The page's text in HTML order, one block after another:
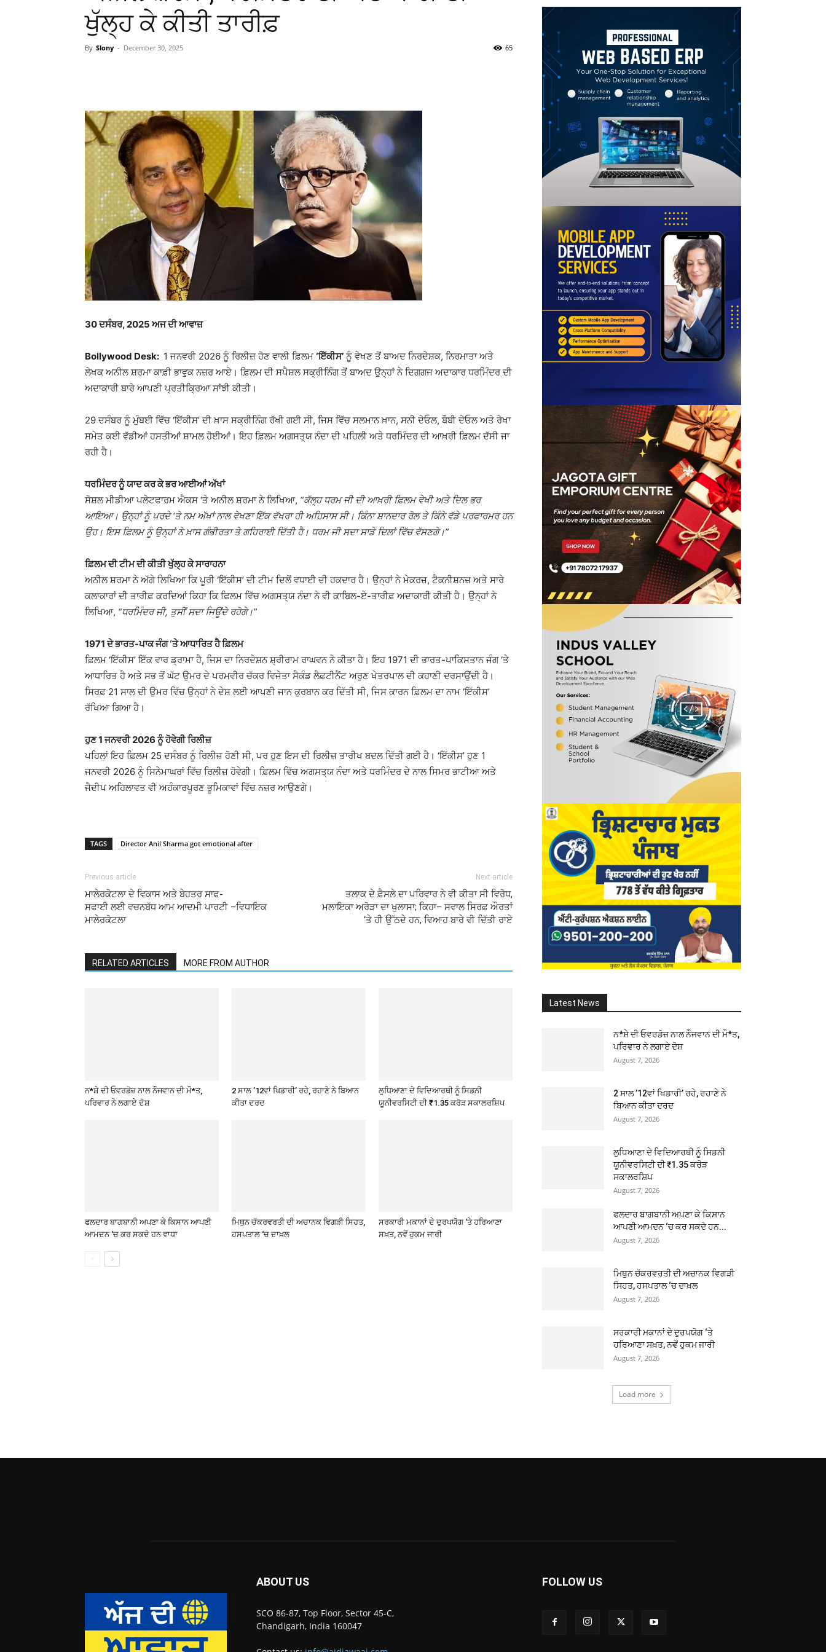
ਖੁੱਲ੍ਹ ਕੇ ਕੀਤੀ ਤਾਰੀਫ਼
By Slony - December 30, 2025 65
Linkedin Email
30ਦਸੰਬਰ, 2025 ਅਜ ਦੀ ਆਵਾਜ਼
Bollywood Desk: 1 ਜਨਵਰੀ 2026 ਨੂੰ ਰਿਲੀਜ਼ ਹੋਣ ਵਾਲੀ ਫ਼ਿਲਮ ‘ਇੱਕੀਸ’ਨੂੰ ਵੇਖਣ ਤੋਂ ਬਾਅਦ ਨਿਰਦੇਸ਼ਕ, ਨਿਰਮਾਤਾ ਅਤੇ
ਲੇਖਕ ਅਨੀਲ ਸ਼ਰਮਾ ਕਾਫ਼ੀ ਭਾਵੁਕ ਨਜ਼ਰ ਆਏ। ਫ਼ਿਲਮ ਦੀ ਸਪੈਸ਼ਲ ਸਕ੍ਰੀਨਿੰਗ ਤੋਂ ਬਾਅਦ ਉਨ੍ਹਾਂ ਨੇ ਦਿਗਗਜ ਅਦਾਕਾਰ ਧਰਮਿੰਦਰ ਦੀ
ਅਦਾਕਾਰੀ ਬਾਰੇ ਆਪਣੀ ਪ੍ਰਤੀਕ੍ਰਿਆ ਸਾਂਝੀ ਕੀਤੀ।
29 ਦਸੰਬਰ ਨੂੰ ਮੁੰਬਈ ਵਿੱਚ ‘ਇੱਕੀਸ’ ਦੀ ਖ਼ਾਸ ਸਕ੍ਰੀਨਿੰਗ ਰੱਖੀ ਗਈ ਸੀ, ਜਿਸ ਵਿੱਚ ਸਲਮਾਨ ਖ਼ਾਨ, ਸਨੀ ਦੇਓਲ, ਬੌਬੀ ਦੇਓਲ ਅਤੇ ਰੇਖਾ
ਸਮੇਤ ਕਈ ਵੱਡੀਆਂ ਹਸਤੀਆਂ ਸ਼ਾਮਲ ਹੋਈਆਂ। ਇਹ ਫ਼ਿਲਮ ਅਗਸਤ੍ਯ ਨੰਦਾ ਦੀ ਪਹਿਲੀ ਅਤੇ ਧਰਮਿੰਦਰ ਦੀ ਆਖ਼ਰੀ ਫ਼ਿਲਮ ਦੱਸੀ ਜਾ
ਰਹੀ ਹੈ।
ਧਰਮਿੰਦਰ ਨੂੰ ਯਾਦ ਕਰ ਕੇ ਭਰ ਆਈਆਂ ਅੱਖਾਂ
ਸੋਸ਼ਲ ਮੀਡੀਆ ਪਲੇਟਫਾਰਮ ਐਕਸ ‘ਤੇ ਅਨੀਲ ਸ਼ਰਮਾ ਨੇ ਲਿਖਿਆ, “ਕੱਲ੍ਹ ਧਰਮ ਜੀ ਦੀ ਆਖ਼ਰੀ ਫ਼ਿਲਮ ਵੇਖੀ ਅਤੇ ਦਿਲ ਭਰ
ਆਇਆ। ਉਨ੍ਹਾਂ ਨੂੰ ਪਰਦੇ ‘ਤੇ ਨਮ ਅੱਖਾਂ ਨਾਲ ਵੇਖਣਾ ਇੱਕ ਵੱਖਰਾ ਹੀ ਅਹਿਸਾਸ ਸੀ। ਕਿੰਨਾ ਸ਼ਾਨਦਾਰ ਰੋਲ ਤੇ ਕਿੰਨੇ ਵੱਡੇ ਪਰਫਾਰਮਰ ਹਨ
ਉਹ। ਇਸ ਫ਼ਿਲਮ ਨੂੰ ਉਨ੍ਹਾਂ ਨੇ ਖ਼ਾਸ ਗੰਭੀਰਤਾ ਤੇ ਗਹਿਰਾਈ ਦਿੱਤੀ ਹੈ। ਧਰਮ ਜੀ ਸਦਾ ਸਾਡੇ ਦਿਲਾਂ ਵਿੱਚ ਵੱਸਣਗੇ।”
ਫ਼ਿਲਮ ਦੀ ਟੀਮ ਦੀ ਕੀਤੀ ਖੁੱਲ੍ਹ ਕੇ ਸਾਰਾਹਨਾ
ਅਨੀਲ ਸ਼ਰਮਾ ਨੇ ਅੱਗੇ ਲਿਖਿਆ ਕਿ ਪੂਰੀ ‘ਇੱਕੀਸ’ ਦੀ ਟੀਮ ਦਿਲੋਂ ਵਧਾਈ ਦੀ ਹਕਦਾਰ ਹੈ। ਉਨ੍ਹਾਂ ਨੇ ਮੇਕਰਜ਼, ਟੈਕਨੀਸ਼ਨਜ਼ ਅਤੇ ਸਾਰੇ
ਕਲਾਕਾਰਾਂ ਦੀ ਤਾਰੀਫ਼ ਕਰਦਿਆਂ ਕਿਹਾ ਕਿ ਫ਼ਿਲਮ ਵਿੱਚ ਅਗਸਤ੍ਯ ਨੰਦਾ ਨੇ ਵੀ ਕਾਬਿਲ-ਏ-ਤਾਰੀਫ਼ ਅਦਾਕਾਰੀ ਕੀਤੀ ਹੈ। ਉਨ੍ਹਾਂ ਨੇ
ਲਿਖਿਆ, “ਧਰਮਿੰਦਰ ਜੀ, ਤੁਸੀਂ ਸਦਾ ਜਿਊਂਦੇ ਰਹੋਗੇ।”
1971 ਦੇ ਭਾਰਤ-ਪਾਕ ਜੰਗ ‘ਤੇ ਆਧਾਰਿਤ ਹੈ ਫ਼ਿਲਮ
ਫ਼ਿਲਮ ‘ਇੱਕੀਸ’ ਇੱਕ ਵਾਰ ਡ੍ਰਾਮਾ ਹੈ, ਜਿਸ ਦਾ ਨਿਰਦੇਸ਼ਨ ਸ਼੍ਰੀਰਾਮ ਰਾਘਵਨ ਨੇ ਕੀਤਾ ਹੈ। ਇਹ 1971 ਦੀ ਭਾਰਤ-ਪਾਕਿਸਤਾਨ ਜੰਗ ‘ਤੇ
ਆਧਾਰਿਤ ਹੈ ਅਤੇ ਸਭ ਤੋਂ ਘੱਟ ਉਮਰ ਦੇ ਪਰਮਵੀਰ ਚੱਕਰ ਵਿਜੇਤਾ ਸੈਕੰਡ ਲੈਫ਼ਟੀਨੈਂਟ ਅਰੁਣ ਖੇਤਰਪਾਲ ਦੀ ਕਹਾਣੀ ਦਰਸਾਉਂਦੀ ਹੈ।
ਸਿਰਫ਼ 21 ਸਾਲ ਦੀ ਉਮਰ ਵਿੱਚ ਉਨ੍ਹਾਂ ਨੇ ਦੇਸ਼ ਲਈ ਆਪਣੀ ਜਾਨ ਕੁਰਬਾਨ ਕਰ ਦਿੱਤੀ ਸੀ, ਜਿਸ ਕਾਰਨ ਫ਼ਿਲਮ ਦਾ ਨਾਮ ‘ਇੱਕੀਸ’
ਰੱਖਿਆ ਗਿਆ ਹੈ।
ਹੁਣ 1 ਜਨਵਰੀ 2026 ਨੂੰ ਹੋਵੇਗੀ ਰਿਲੀਜ਼
ਪਹਿਲਾਂ ਇਹ ਫ਼ਿਲਮ 25 ਦਸੰਬਰ ਨੂੰ ਰਿਲੀਜ਼ ਹੋਣੀ ਸੀ, ਪਰ ਹੁਣ ਇਸ ਦੀ ਰਿਲੀਜ਼ ਤਾਰੀਖ ਬਦਲ ਦਿੱਤੀ ਗਈ ਹੈ। ‘ਇੱਕੀਸ’ ਹੁਣ 1
ਜਨਵਰੀ 2026 ਨੂੰ ਸਿਨੇਮਾਘਰਾਂ ਵਿੱਚ ਰਿਲੀਜ਼ ਹੋਵੇਗੀ। ਫ਼ਿਲਮ ਵਿੱਚ ਅਗਸਤ੍ਯ ਨੰਦਾ ਅਤੇ ਧਰਮਿੰਦਰ ਦੇ ਨਾਲ ਸਿਮਰ ਭਾਟੀਆ ਅਤੇ
ਜੈਦੀਪ ਅਹਿਲਾਵਤ ਵੀ ਅਹੰਕਾਰਪੂਰਣ ਭੂਮਿਕਾਵਾਂ ਵਿੱਚ ਨਜ਼ਰ ਆਉਣਗੇ।
TAGS Director Anil Sharma got emotional after
Previous article
ਮਾਲੇਰਕੋਟਲਾ ਦੇ ਵਿਕਾਸ ਅਤੇ ਬੇਹਤਰ ਸਾਫ-
ਸਫਾਈ ਲਈ ਵਚਨਬੱਧ ਆਮ ਆਦਮੀ ਪਾਰਟੀ –ਵਿਧਾਇਕ
ਮਾਲੇਰਕੋਟਲਾ
Next article
ਤਲਾਕ ਦੇ ਫ਼ੈਸਲੇ ਦਾ ਪਰਿਵਾਰ ਨੇ ਵੀ ਕੀਤਾ ਸੀ ਵਿਰੋਧ,
ਮਲਾਇਕਾ ਅਰੋੜਾ ਦਾ ਖੁਲਾਸਾ; ਕਿਹਾ– ਸਵਾਲ ਸਿਰਫ਼ ਔਰਤਾਂ
‘ਤੇ ਹੀ ਉੱਠਦੇ ਹਨ, ਵਿਆਹ ਬਾਰੇ ਵੀ ਦਿੱਤੀ ਰਾਏ
RELATED ARTICLES MORE FROM AUTHOR
ਨ*ਸ਼ੇ ਦੀ ਓਵਰਡੋਜ਼ ਨਾਲ ਨੌਜਵਾਨ ਦੀ ਮੌ*ਤ,
ਪਰਿਵਾਰ ਨੇ ਲਗਾਏ ਦੋਸ਼
2 ਸਾਲ ’12ਵਾਂ ਖਿਡਾਰੀ’ ਰਹੇ, ਰਹਾਣੇ ਨੇ ਬਿਆਨ
ਕੀਤਾ ਦਰਦ
ਲੁਧਿਆਣਾ ਦੇ ਵਿਦਿਆਰਥੀ ਨੂੰ ਸਿਡਨੀ
ਯੂਨੀਵਰਸਿਟੀ ਦੀ ₹1.35 ਕਰੋੜ ਸਕਾਲਰਸ਼ਿਪ
ਫਲਦਾਰ ਬਾਗਬਾਨੀ ਅਪਣਾ ਕੇ ਕਿਸਾਨ ਆਪਣੀ
ਆਮਦਨ ‘ਚ ਕਰ ਸਕਦੇ ਹਨ ਵਾਧਾ
ਮਿਥੁਨ ਚੱਕਰਵਰਤੀ ਦੀ ਅਚਾਨਕ ਵਿਗੜੀ ਸਿਹਤ,
ਹਸਪਤਾਲ ‘ਚ ਦਾਖ਼ਲ
ਸਰਕਾਰੀ ਮਕਾਨਾਂ ਦੇ ਦੁਰਪਯੋਗ ‘ਤੇ ਹਰਿਆਣਾ
ਸਖ਼ਤ, ਨਵੇਂ ਹੁਕਮ ਜਾਰੀ
Latest News
ਨ*ਸ਼ੇ ਦੀ ਓਵਰਡੋਜ਼ ਨਾਲ ਨੌਜਵਾਨ ਦੀ ਮੌ*ਤ,
ਪਰਿਵਾਰ ਨੇ ਲਗਾਏ ਦੋਸ਼
August 7, 2026
2 ਸਾਲ ’12ਵਾਂ ਖਿਡਾਰੀ’ ਰਹੇ, ਰਹਾਣੇ ਨੇ
ਬਿਆਨ ਕੀਤਾ ਦਰਦ
August 7, 2026
ਲੁਧਿਆਣਾ ਦੇ ਵਿਦਿਆਰਥੀ ਨੂੰ ਸਿਡਨੀ
ਯੂਨੀਵਰਸਿਟੀ ਦੀ ₹1.35 ਕਰੋੜ
ਸਕਾਲਰਸ਼ਿਪ
August 7, 2026
ਫਲਦਾਰ ਬਾਗਬਾਨੀ ਅਪਣਾ ਕੇ ਕਿਸਾਨ
ਆਪਣੀ ਆਮਦਨ ‘ਚ ਕਰ ਸਕਦੇ ਹਨ...
August 7, 2026
ਮਿਥੁਨ ਚੱਕਰਵਰਤੀ ਦੀ ਅਚਾਨਕ ਵਿਗੜੀ
ਸਿਹਤ, ਹਸਪਤਾਲ ‘ਚ ਦਾਖ਼ਲ
August 7, 2026
ਸਰਕਾਰੀ ਮਕਾਨਾਂ ਦੇ ਦੁਰਪਯੋਗ ‘ਤੇ
ਹਰਿਆਣਾ ਸਖ਼ਤ, ਨਵੇਂ ਹੁਕਮ ਜਾਰੀ
August 7, 2026
Load more
ABOUT US
SCO 86-87, Top Floor, Sector 45-C,
Chandigarh, India 160047
FOLLOW US